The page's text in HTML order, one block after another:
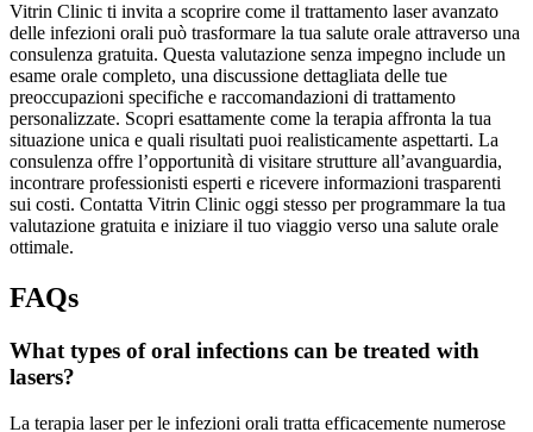
Vitrin Clinic ti invita a scoprire come il trattamento laser avanzato
delle infezioni orali può trasformare la tua salute orale attraverso una
consulenza gratuita. Questa valutazione senza impegno include un
esame orale completo, una discussione dettagliata delle tue
preoccupazioni specifiche e raccomandazioni di trattamento
personalizzate. Scopri esattamente come la terapia affronta la tua
situazione unica e quali risultati puoi realisticamente aspettarti. La
consulenza offre l’opportunità di visitare strutture all’avanguardia,
incontrare professionisti esperti e ricevere informazioni trasparenti
sui costi. Contatta Vitrin Clinic oggi stesso per programmare la tua
valutazione gratuita e iniziare il tuo viaggio verso una salute orale
ottimale.
FAQs
What types of oral infections can be treated with
lasers?
La terapia laser per le infezioni orali tratta efficacemente numerose